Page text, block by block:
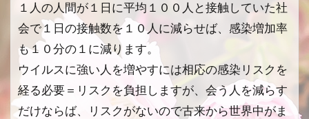
１人の人間が１日に平均１００人と接触していた社
会で１日の接触数を１０人に減らせば、感染増加率
も１０分の１に減ります。
ウイルスに強い人を増やすには相応の感染リスクを
経る必要＝リスクを負担しますが、会う人を減らす
だけならば、リスクがないので古来から世界中がま